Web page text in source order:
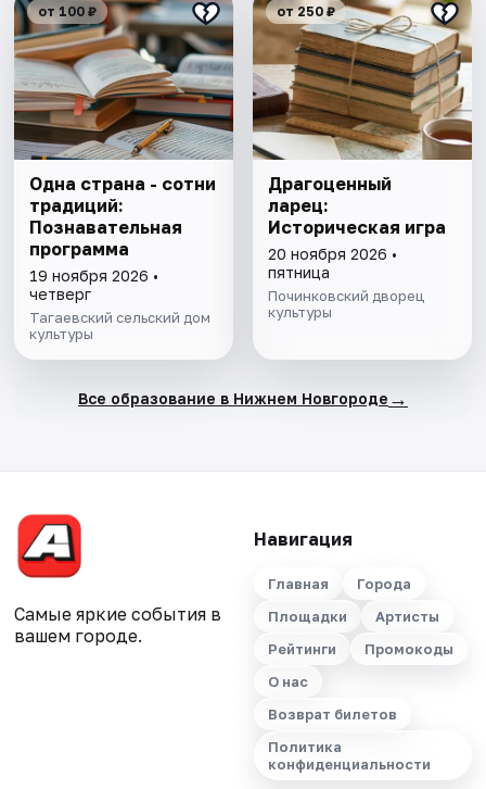
от 100 ₽
Одна страна - сотни
традиций:
Познавательная
программа
19 ноября 2026 •
четверг
Тагаевский сельский дом
культуры
от 250 ₽
Драгоценный
ларец:
Историческая игра
20 ноября 2026 •
пятница
Починковский дворец
культуры
Все образование в Нижнем Новгороде →
Самые яркие события в
вашем городе.
Навигация
Главная
Города
Площадки
Артисты
Рейтинги
Промокоды
О нас
Возврат билетов
Политика
конфиденциальности